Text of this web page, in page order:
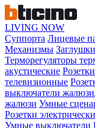
LIVING NOW
Суппорта Лицевые
Механизмы
Терморегуляторы
акустические
телевизионные
выключатели
жалюзи Умные
Розетки
Умные выключатели